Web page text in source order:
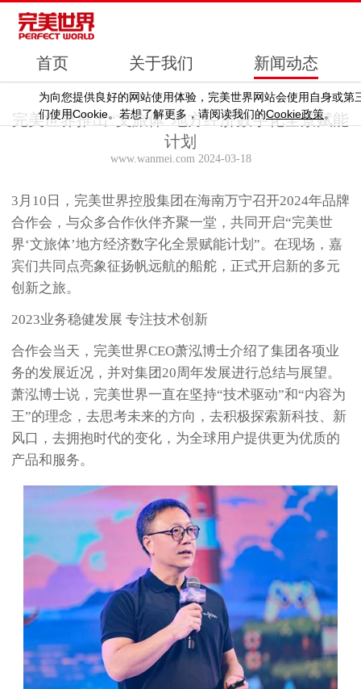
为向您提供良好的网站使用体验，完美世界网站会使用自身或第
们使用Cookie。若想了解更多，请阅读我们的Cookie政策。
首页 关于我们 新闻动态
完美世界推出“文旅体”地方经济数字化全景赋能
计划
www.wanmei.com 2024-03-18
3月10日，完美世界控股集团在海南万宁召开2024年品牌
合作会，与众多合作伙伴齐聚一堂，共同开启“完美世
界‘文旅体’地方经济数字化全景赋能计划”。在现场，嘉
宾们共同点亮象征扬帆远航的船舵，正式开启新的多元
创新之旅。
2023业务稳健发展 专注技术创新
合作会当天，完美世界CEO萧泓博士介绍了集团各项业
务的发展近况，并对集团20周年发展进行总结与展望。
萧泓博士说，完美世界一直在坚持“技术驱动”和“内容为
王”的理念，去思考未来的方向，去积极探索新科技、新
风口，去拥抱时代的变化，为全球用户提供更为优质的
产品和服务。